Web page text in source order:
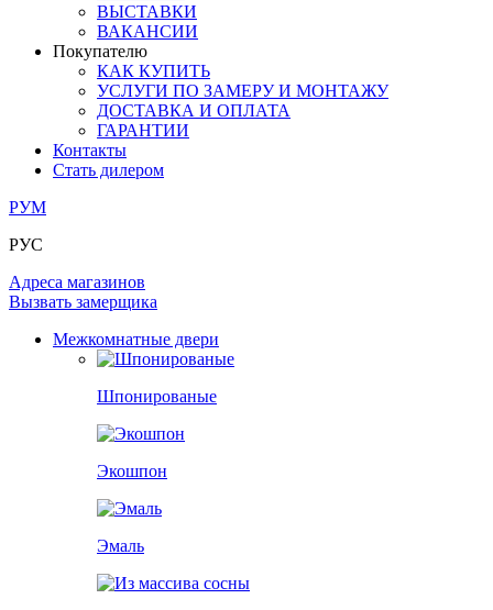
ВСЕ ДВЕРИ
ОГРАНИЧИТЕЛИ
ПЕТЛИ
РАЗДВИЖНАЯ СИСТЕМА
ВЫСТАВКИ
ВАКАНСИИ
Покупателю
КАК КУПИТЬ
УСЛУГИ ПО ЗАМЕРУ И МОНТАЖУ
ДОСТАВКА И ОПЛАТА
ГАРАНТИИ
Контакты
Стать дилером
РУМ
РУС
Адреса магазинов
Вызвать замерщика
Межкомнатные двери
Шпонированые
Экошпон
Эмаль